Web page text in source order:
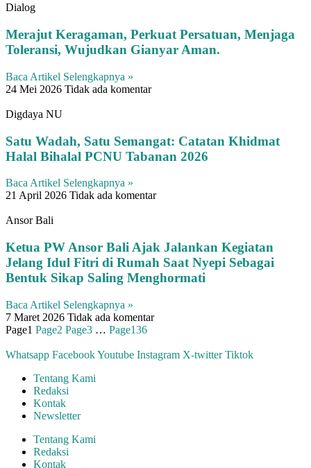
Dialog
Merajut Keragaman, Perkuat Persatuan, Menjaga
Toleransi, Wujudkan Gianyar Aman.
Baca Artikel Selengkapnya »
24 Mei 2026 Tidak ada komentar
Digdaya NU
Satu Wadah, Satu Semangat: Catatan Khidmat
Halal Bihalal PCNU Tabanan 2026
Baca Artikel Selengkapnya »
21 April 2026 Tidak ada komentar
Ansor Bali
Ketua PW Ansor Bali Ajak Jalankan Kegiatan
Jelang Idul Fitri di Rumah Saat Nyepi Sebagai
Bentuk Sikap Saling Menghormati
Baca Artikel Selengkapnya »
7 Maret 2026 Tidak ada komentar
Page1 Page2 Page3 … Page136
Whatsapp FacebookYoutube Instagram X-twitter Tiktok
Tentang Kami
Redaksi
Kontak
Newsletter
Tentang Kami
Redaksi
Kontak